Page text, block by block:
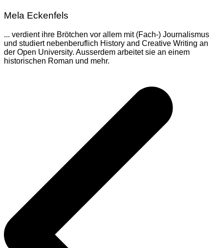
Mela Eckenfels
... verdient ihre Brötchen vor allem mit (Fach-) Journalismus
und studiert nebenberuflich History and Creative Writing an
der Open University. Ausserdem arbeitet sie an einem
historischen Roman und mehr.